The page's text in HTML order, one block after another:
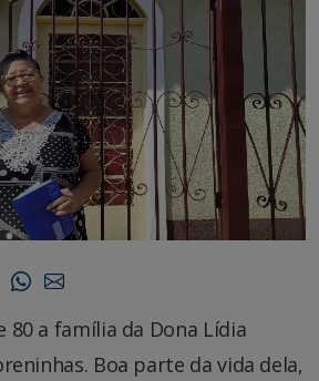
80 a família da Dona Lídia
Boa parte da vida dela,